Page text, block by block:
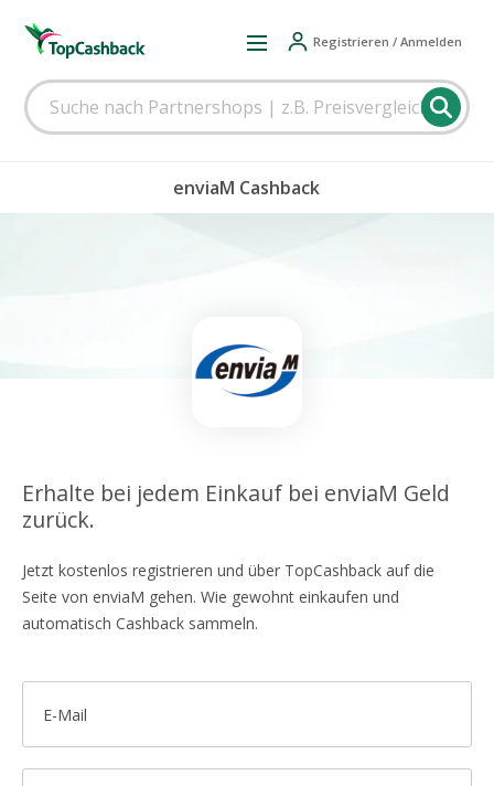
Registrieren / Anmelden
enviaM Cashback
Erhalte bei jedem Einkauf bei enviaM Geld
zurück.
Jetzt kostenlos registrieren und über TopCashback auf die
Seite von enviaM gehen. Wie gewohnt einkaufen und
automatisch Cashback sammeln.
E-Mail